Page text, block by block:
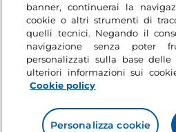
banner, continuerai la
cookie o altri strumenti di
quelli tecnici. Negando il
navigazione senza poter
personalizzati sulla base delle
ulteriori informazioni sui
Cookie policy
Personalizza cookie